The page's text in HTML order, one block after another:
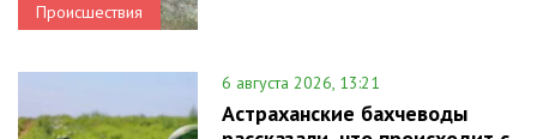
Происшествия
6 августа 2026, 13:21
Астраханские бахчеводы